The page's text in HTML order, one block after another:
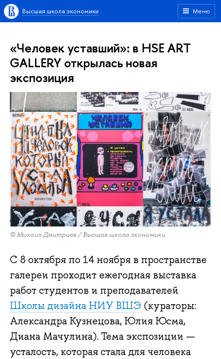
Меню
Высшая школа экономики
«Человек уставший»: в HSE ART
GALLERY открылась новая
экспозиция
© Михаил Дмитриев / Высшая школа экономики
С 8 октября по 14 ноября в пространстве
галереи проходит ежегодная выставка
работ студентов и преподавателей
Школы дизайна НИУ ВШЭ (кураторы:
Александра Кузнецова, Юлия Юсма,
Диана Мачулина). Тема экспозиции —
усталость, которая стала для человека